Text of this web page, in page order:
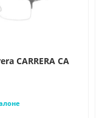
CARRERA CA